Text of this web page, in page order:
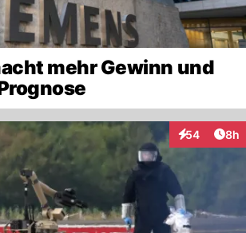
mehr Gewinn und
54
Interaktionen
8h